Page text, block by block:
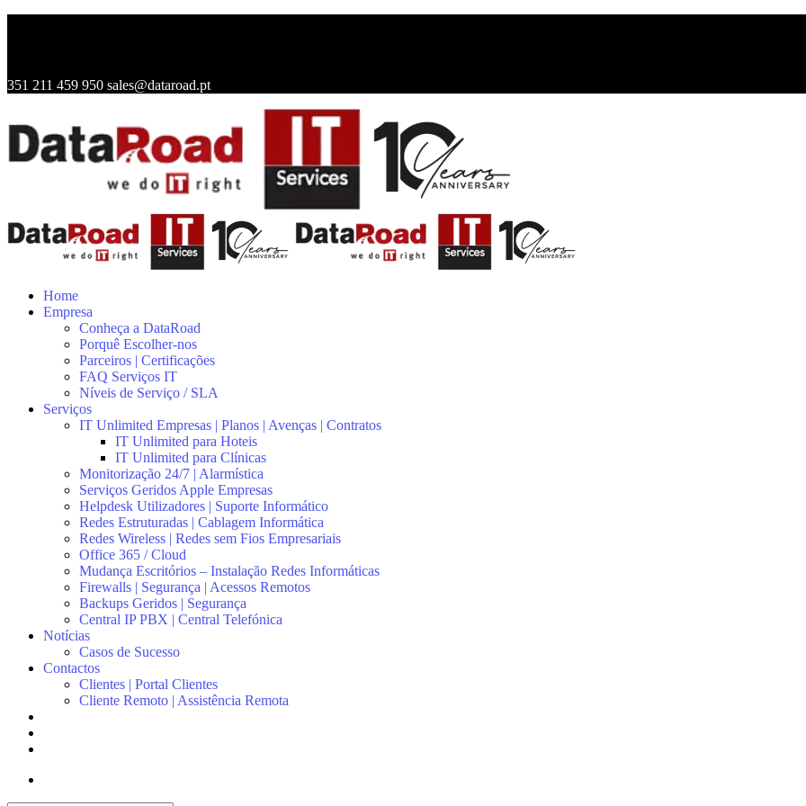
351 211 459 950 sales@dataroad.pt
Home
Empresa
Conheça a DataRoad
Porquê Escolher-nos
Parceiros | Certificações
FAQ Serviços IT
Níveis de Serviço / SLA
Serviços
IT Unlimited Empresas | Planos | Avenças | Contratos
IT Unlimited para Hoteis
IT Unlimited para Clínicas
Monitorização 24/7 | Alarmística
Serviços Geridos Apple Empresas
Helpdesk Utilizadores | Suporte Informático
Redes Estruturadas | Cablagem Informática
Redes Wireless | Redes sem Fios Empresariais
Office 365 / Cloud
Mudança Escritórios – Instalação Redes Informáticas
Firewalls | Segurança | Acessos Remotos
Backups Geridos | Segurança
Central IP PBX | Central Telefónica
Notícias
Casos de Sucesso
Contactos
Clientes | Portal Clientes
Cliente Remoto | Assistência Remota